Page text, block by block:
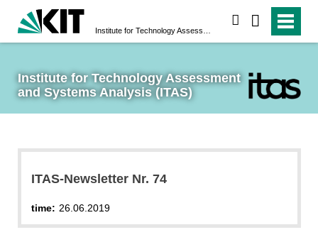
Institute for Technology Assessment
and Systems Analysis (ITAS)
ITAS-Newsletter Nr. 74
time: 26.06.2019